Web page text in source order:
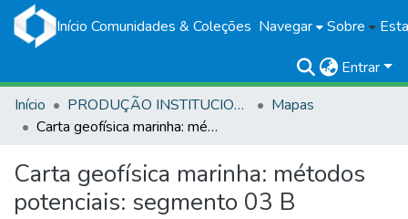
Início Comunidades & Coleções Navegar Sobre
Entrar
Início
PRODUÇÃO INSTITUCIONAL
Mapas
Carta geofísica marinha: métodos potenciais: segmento 03 B
Carta geofísica marinha: métodos
potenciais: segmento 03 B